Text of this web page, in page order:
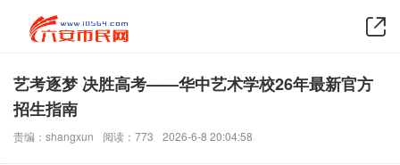
艺考逐梦 决胜高考——华中艺术学校26年最新官方
招生指南
责编：shangxun 阅读：773 2026-6-8 20:04:58